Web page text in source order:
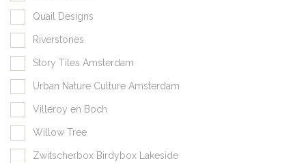
Quail Designs
Riverstones
Story Tiles Amsterdam
Urban Nature Culture Amsterdam
Villeroy en Boch
Willow Tree
Zwitscherbox Birdybox Lakeside